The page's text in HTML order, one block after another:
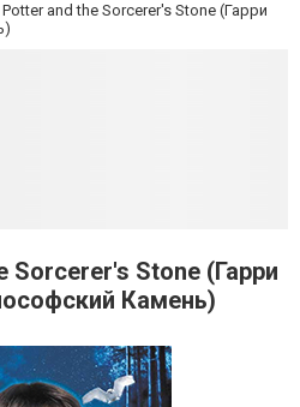
Potter and the Sorcerer's Stone (Гарри
Sorcerer's Stone (Гарри
Камень)